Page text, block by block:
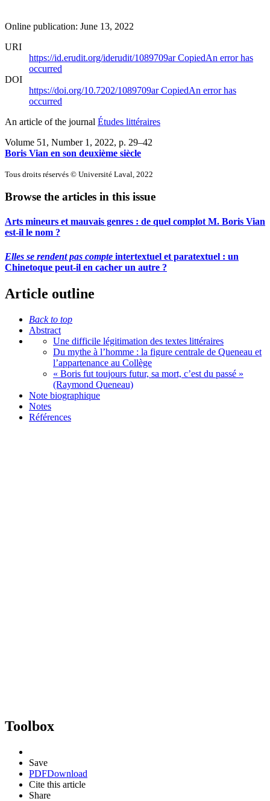
Online publication: June 13, 2022
URI
https://id.erudit.org/iderudit/1089709arCopiedAn error has
occurred
DOI
https://doi.org/10.7202/1089709arCopiedAn error has
occurred
An article of the journal Études littéraires
Volume 51, Number 1, 2022, p. 29–42
Boris Vian en son deuxième siècle
Tous droits réservés © Université Laval, 2022
Browse the articles in this issue
Arts mineurs et mauvais genres : de quel complot M. Boris Vian
est-il le nom ?
Elles se rendent pas compte intertextuel et paratextuel : un
Chinetoque peut-il en cacher un autre ?
Article outline
Back to top
Abstract
Une difficile légitimation des textes littéraires
Du mythe à l’homme : la figure centrale de Queneau et
l’appartenance au Collège
« Boris fut toujours futur, sa mort, c’est du passé »
(Raymond Queneau)
Note biographique
Notes
Références
Toolbox
Save
PDFDownload
Cite this article
Share